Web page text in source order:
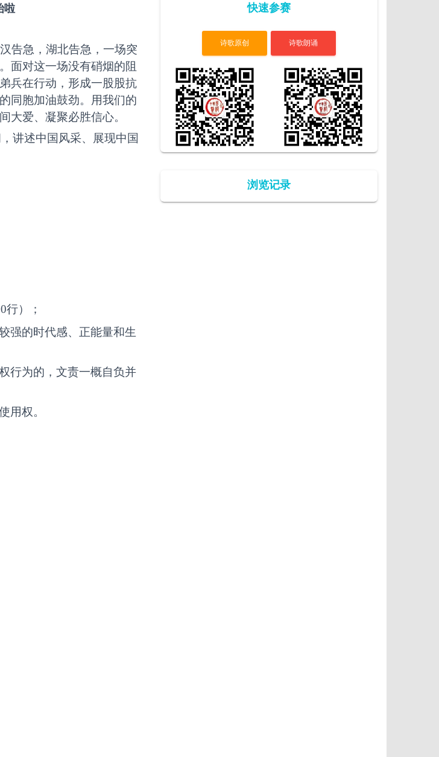
啦
告急，湖北告急，一场突
面对这一场没有硝烟的阻
兵在行动，形成一股股抗
同胞加油鼓劲。用我们的
大爱、凝聚必胜信心。
讲述中国风采、展现中国
行）；
强的时代感、正能量和生
行为的，文责一概自负并
用权。
快速参赛
诗歌原创 诗歌朗诵
浏览记录